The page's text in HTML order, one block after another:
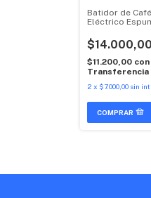
Batidor de Café
Eléctrico
$14.000,00
$11.200,00 con
Transferencia
2 x $7.000,00 sin